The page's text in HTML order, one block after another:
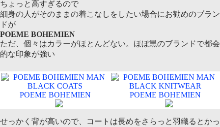
ちょっと高すぎるので
細身の人がそのままの着こなしをしたい場合にお勧めのブラン
ドが
POEME BOHEMIEN
ただ、個々はカラーがほとんどない。ほぼ黒のブランドで都会
的な印象が強い
POEME BOHEMIEN POEME BOHEMIEN
せっかく背が高いので、コートは長めをさらっと羽織るとかっ